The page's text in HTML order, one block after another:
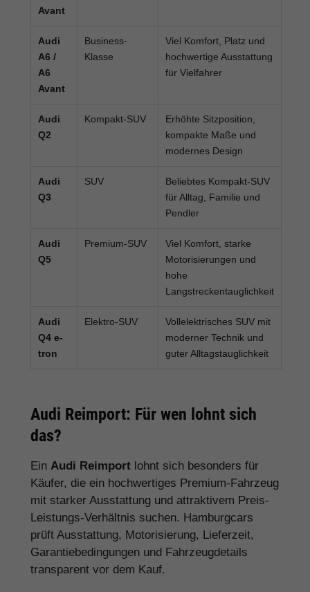
Avant
Audi
A6 /
A6
Avant
Business-
Klasse
Viel Komfort, Platz und
hochwertige Ausstattung
für Vielfahrer
Audi
Q2
Kompakt-SUV
Erhöhte Sitzposition,
kompakte Maße und
modernes Design
Audi
Q3
SUV
Beliebtes Kompakt-SUV
für Alltag, Familie und
Pendler
Audi
Q5
Premium-SUV
Viel Komfort, starke
Motorisierungen und
hohe
Langstreckentauglichkeit
Audi
Q4 e-
tron
Elektro-SUV
Vollelektrisches SUV mit
moderner Technik und
guter Alltagstauglichkeit
Audi Reimport: Für wen lohnt sich
das?
Ein Audi Reimport lohnt sich besonders für
Käufer, die ein hochwertiges Premium-Fahrzeug
mit starker Ausstattung und attraktivem Preis-
Leistungs-Verhältnis suchen. Hamburgcars
prüft Ausstattung, Motorisierung, Lieferzeit,
Garantiebedingungen und Fahrzeugdetails
transparent vor dem Kauf.